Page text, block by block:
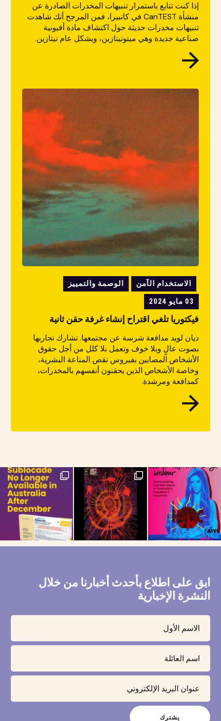
إذا كنت تتابع باستمرار تنبيهات المخدرات الصادرة عن
منشأة CanTEST في كانبيرا، فمن المرجح أنك شاهدت
تنبيهات مخدرات حديثة حول اكتشاف مادة أفيونية
صناعية جديدة وهي ميتونيتازين، وبشكل عام نيتازين.
الاستخدام الآمن
الوصمة والتمييز
03 مايو 2024
فيكتوريا تلغي اقتراح إنشاء غرفة حقن ثانية
ديان لويد مدافعة شرسة عن مجتمعها. تشارك تجاربها
بصوت عالٍ وبلا خوف وتعمل بلا كلل من أجل حقوق
الأشخاص المصابين بفيروس نقص المناعة البشرية،
وخاصة الأشخاص الذين يحقنون أنفسهم بالمخدرات،
كمدافعة ومرشدة.
NAIDOC Week
If you are on the Long-Acting Injectable
ابق على اطلاع بأحدث أخبارنا من خلال
النشرة الإخبارية